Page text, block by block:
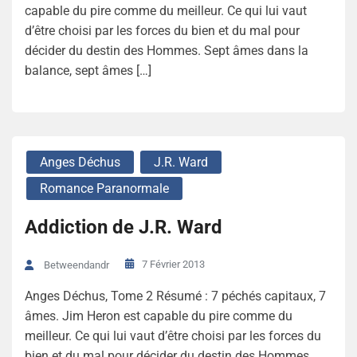
capable du pire comme du meilleur. Ce qui lui vaut
d’être choisi par les forces du bien et du mal pour
décider du destin des Hommes. Sept âmes dans la
balance, sept âmes […]
Anges Déchus
J.R. Ward
Romance Paranormale
Addiction de J.R. Ward
Betweendandr 7 Février 2013
Anges Déchus, Tome 2 Résumé : 7 péchés capitaux, 7
âmes. Jim Heron est capable du pire comme du
meilleur. Ce qui lui vaut d’être choisi par les forces du